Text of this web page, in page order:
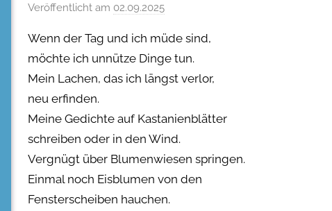
Veröffentlicht am 02.09.2025
Wenn der Tag und ich müde sind,
möchte ich unnütze Dinge tun.
Mein Lachen, das ich längst verlor,
neu erfinden.
Meine Gedichte auf Kastanienblätter
schreiben oder in den Wind.
Vergnügt über Blumenwiesen springen.
Einmal noch Eisblumen von den
Fensterscheiben hauchen.